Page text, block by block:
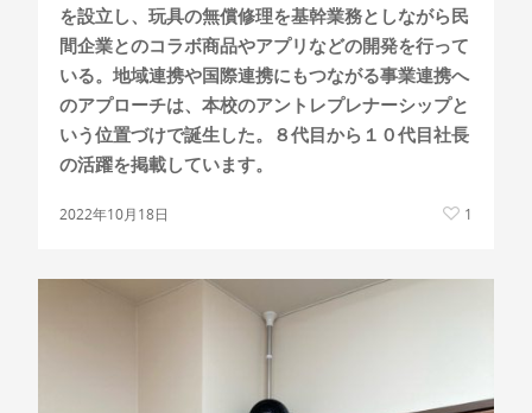
を設立し、玩具の無償修理を基幹業務としながら民
間企業とのコラボ商品やアプリなどの開発を行って
いる。地域連携や国際連携にもつながる事業連携へ
のアプローチは、本校のアントレプレナーシップと
いう位置づけで誕生した。８代目から１０代目社長
の活躍を掲載しています。
2022年10月18日 1